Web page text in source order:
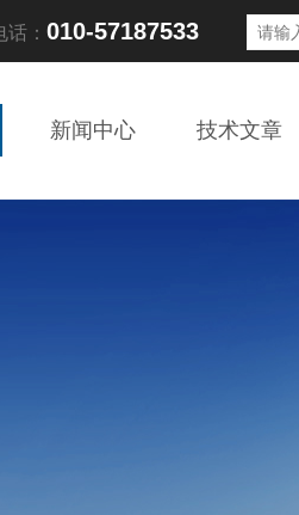
： 010-57187533
新闻中心 技术文章